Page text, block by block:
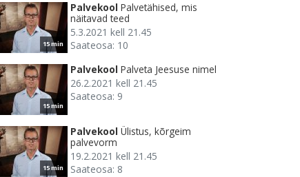
15 min
Palvekool Palvetähised, mis
näitavad teed
5.3.2021 kell 21.45
Saateosa: 10
15 min
Palvekool Palveta Jeesuse nimel
26.2.2021 kell 21.45
Saateosa: 9
15 min
Palvekool Ülistus, kõrgeim
palvevorm
19.2.2021 kell 21.45
Saateosa: 8